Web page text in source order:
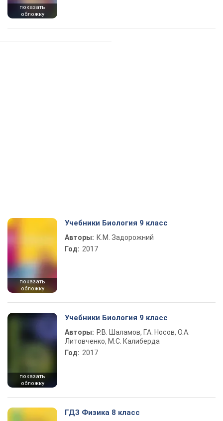
показать
обложку
показать
обложку
Учебники Биология 9 класс
Авторы: К.М. Задорожний
Год: 2017
показать
обложку
Учебники Биология 9 класс
Авторы: Р.В. Шаламов, Г.А. Носов, О.А.
Литовченко, М.С. Калиберда
Год: 2017
ГДЗ Физика 8 класс